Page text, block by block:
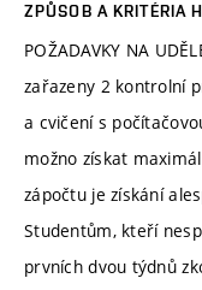
ZPŮSOB A KRITÉRIA
POŽADAVKY NA
zařazeny 2 kontrolní
a cvičení s
možno získat
zápočtu je získání
Studentům, kteří
prvních dvou týdnů